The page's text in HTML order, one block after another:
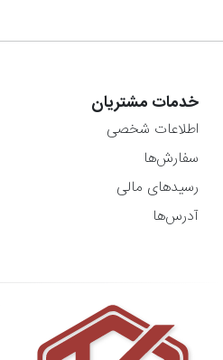
خدمات مشتریان
اطلاعات شخصی
سفارش‌ها
رسیدهای مالی
آدرس‌ها